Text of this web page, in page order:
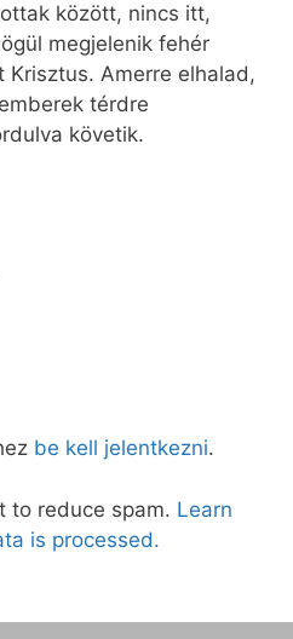
között, nincs itt,
megjelenik fehér
Amerre elhalad,
térdre
követik.
be kell jelentkezni.
to reduce spam. Learn
is processed.